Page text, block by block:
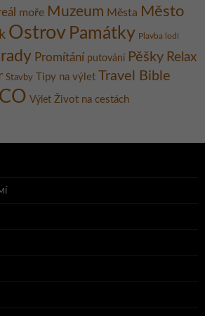
moře Muzeum Města Město
Ostrov Památky Plavba lodí
Promítání putování Pěšky Relax
Stavby Tipy na výlet Travel Bible
Výlet Život na cestách